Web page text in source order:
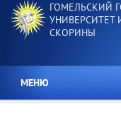
Перейти
основному
ГОМЕЛЬСКИЙ
СКОРИНЫ
МЕНЮ